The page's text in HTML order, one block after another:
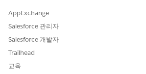
자는 할당된 대상을 평가하고 사전 정의된 허
사항을 제안한 다음, 관리자가 필요한 조정을
검사합니다. 마지막으로 활동 계획 관리자가
계획 실행 및 진행 상황 보기
AppExchange
Salesforce 관리자
Salesforce 개발자
Trailhead
교육